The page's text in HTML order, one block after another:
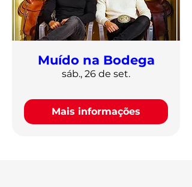
Muído na Bodega
sáb., 26 de set.
Mais informações